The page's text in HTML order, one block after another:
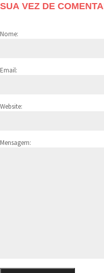
SUA VEZ DE
Nome:
Email:
Website:
Mensagem: